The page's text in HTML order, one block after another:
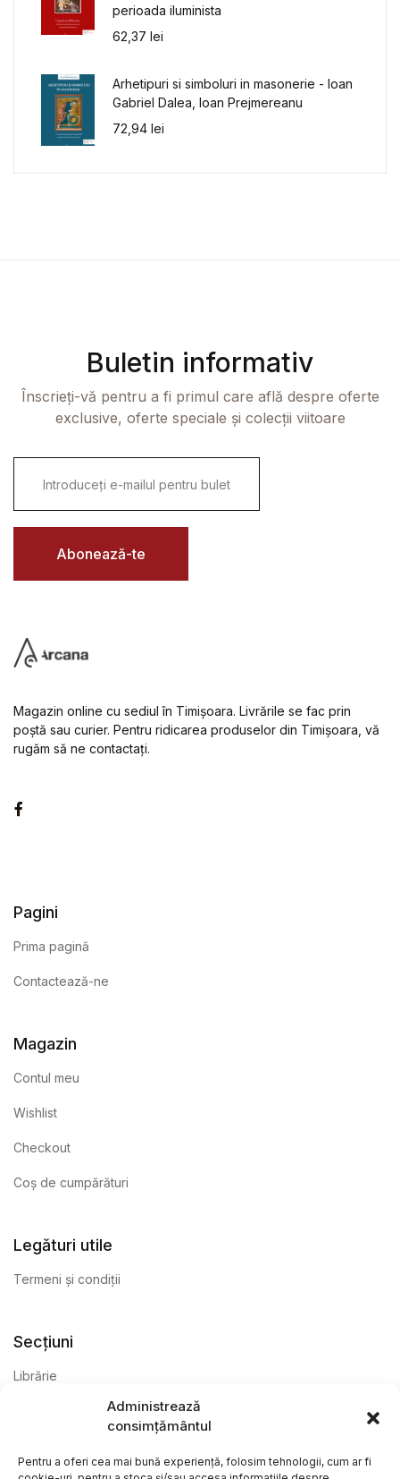
Administrează
consimțământul
Pentru a oferi cea mai bună experiență, folosim tehnologii, cum ar fi
perioada iluminista
62,37 lei
Arhetipuri si simboluri in masonerie - Ioan
Gabriel Dalea, Ioan Prejmereanu
72,94 lei
Buletin informativ
Înscrieți-vă pentru a fi primul care află despre oferte
exclusive, oferte speciale și colecții viitoare
i
l
Abonează-te
Magazin online cu sediul în Timișoara. Livrările se fac prin
poștă sau curier. Pentru ridicarea produselor din Timișoara, vă
rugăm să ne contactați.
Pagini
Prima pagină
Contactează-ne
Magazin
Contul meu
Wishlist
Checkout
Coș de cumpărături
Legături utile
Termeni și condiții
Secțiuni
Librărie